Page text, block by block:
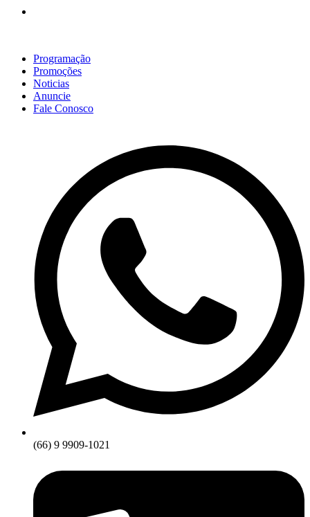
Programação
Promoções
Noticias
Anuncie
Fale Conosco
(66) 9 9909-1021